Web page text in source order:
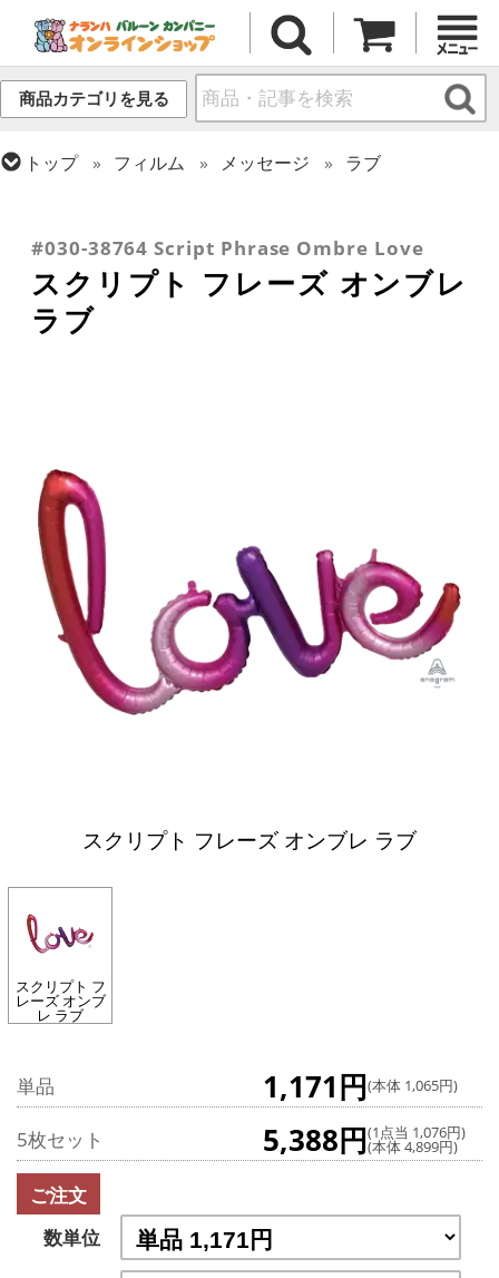
商品カテゴリを見る
トップ フィルム メッセージ
ラブ
#030-38764 Script Phrase Ombre Love
スクリプト フレーズ オンブレ
ラブ
スクリプト フレーズ オンブレ ラブ
スクリプト フ
レーズ オンブ
レ ラブ
単品 1,171円(本体 1,065円)
5枚セット 5,388円(1点当 1,076円)
(本体 4,899円)
ご注文
数単位